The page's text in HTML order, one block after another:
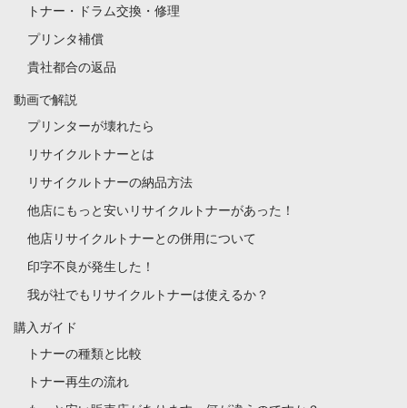
トナー・ドラム交換・修理
プリンタ補償
貴社都合の返品
動画で解説
プリンターが壊れたら
リサイクルトナーとは
リサイクルトナーの納品方法
他店にもっと安いリサイクルトナーがあった！
他店リサイクルトナーとの併用について
印字不良が発生した！
我が社でもリサイクルトナーは使えるか？
購入ガイド
トナーの種類と比較
トナー再生の流れ